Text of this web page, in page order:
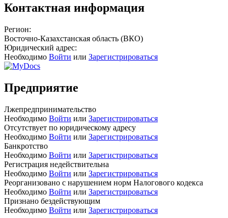
Контактная информация
Регион:
Восточно-Казахстанская область (ВКО)
Юридический адрес:
Необходимо Войти или Зарегистрироваться
Предприятие
Лжепредпринимательство
Необходимо Войти или Зарегистрироваться
Отсутствует по юридическому адресу
Необходимо Войти или Зарегистрироваться
Банкротство
Необходимо Войти или Зарегистрироваться
Регистрация недействительна
Необходимо Войти или Зарегистрироваться
Реорганизовано с нарушением норм Налогового кодекса
Необходимо Войти или Зарегистрироваться
Признано бездействующим
Необходимо Войти или Зарегистрироваться